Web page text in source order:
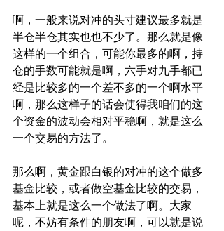
啊，一般来说对冲的头寸建议最多就是
半仓半仓其实也也不少了。那么就是像
这样的一个组合，可能你最多的啊，持
仓的手数可能就是啊，六手对九手都已
经是比较多的一个差不多的一个啊水平
啊，那么这样子的话会使得我咱们的这
个资金的波动会相对平稳啊，就是这么
一个交易的方法了。
那么啊，黄金跟白银的对冲的这个做多
基金比较，或者做空基金比较的交易，
基本上就是这么一个做法了啊。大家
呢，不妨有条件的朋友啊，可以就是说